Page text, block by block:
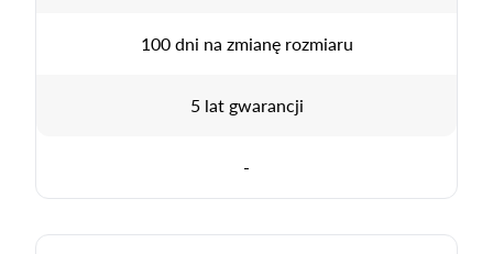
100 dni na zmianę rozmiaru
5 lat gwarancji
-